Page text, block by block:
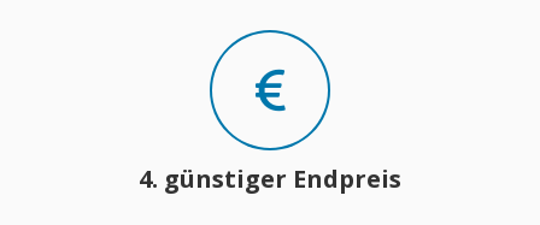
4. günstiger Endpreis